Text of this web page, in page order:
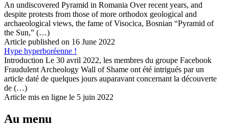
An undiscovered Pyramid in Romania Over recent years, and
despite protests from those of more orthodox geological and
archaeological views, the fame of Visocica, Bosnian “Pyramid of
the Sun,” (…)
Article published on 16 June 2022
Hype hyperboréenne !
Introduction Le 30 avril 2022, les membres du groupe Facebook
Fraudulent Archeology Wall of Shame ont été intrigués par un
article daté de quelques jours auparavant concernant la découverte
de (…)
Article mis en ligne le 5 juin 2022
Au menu